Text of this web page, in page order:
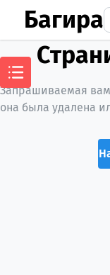
Багира
Запрашиваемая
она была удалена